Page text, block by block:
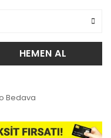
HEMEN AL
Bedava